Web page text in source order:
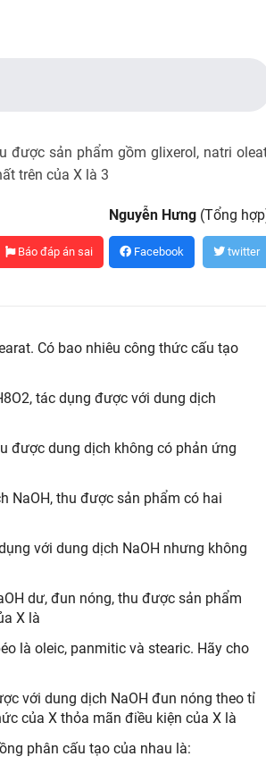
được sản phẩm gồm glixerol, natri
trên của X là 3
Nguyễn Hưng (Tổng
Báo đáp án sai Facebook twitter
Có bao nhiêu công thức cấu tạo
tác dụng được với dung dịch
được dung dịch không có phản ứng
NaOH, thu được sản phẩm có hai
với dung dịch NaOH nhưng không
dư, đun nóng, thu được sản phẩm
X là
là oleic, panmitic và stearic. Hãy cho
với dung dịch NaOH đun nóng theo tỉ
của X thỏa mãn điều kiện của X là
phân cấu tạo của nhau là: